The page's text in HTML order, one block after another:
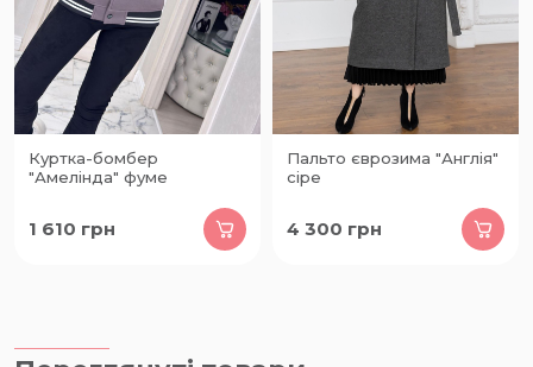
Куртка-бомбер
"Амелінда" фуме
1 610 грн
Пальто єврозима "Англія"
сіре
4 300 грн